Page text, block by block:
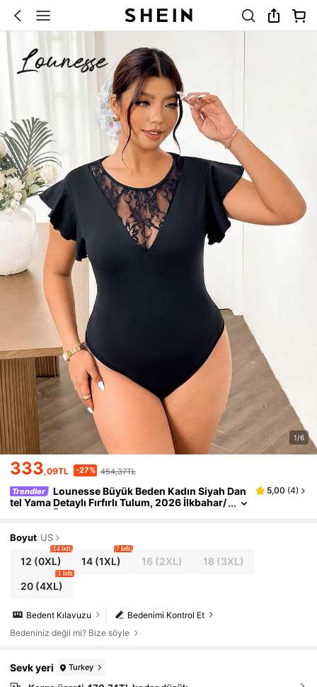
1/6
333,09TL -27% 454,37TL
Trendler
Lounesse Büyük Beden Kadın Siyah Dan
tel Yama Detaylı Fırfırlı Tulum, 2026 İlkbahar/
Yaz Yeni Ürün
5,00 (4)
Boyut US
12 (0XL)
14 left
14 (1XL)
7 left
16 (2XL) 18 (3XL)
20(4XL)
1 left
Bedenimi Kontrol Et
Bedent Kılavuzu
Bedeniniz değil mi? Bize söyle
Sevk yeri Turkey